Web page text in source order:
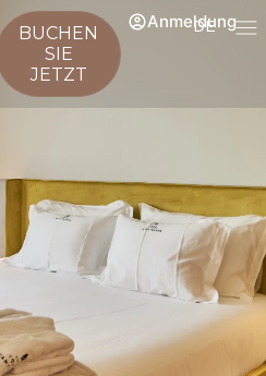
DE
Anmeldung
BUCHEN
SIE
JETZT